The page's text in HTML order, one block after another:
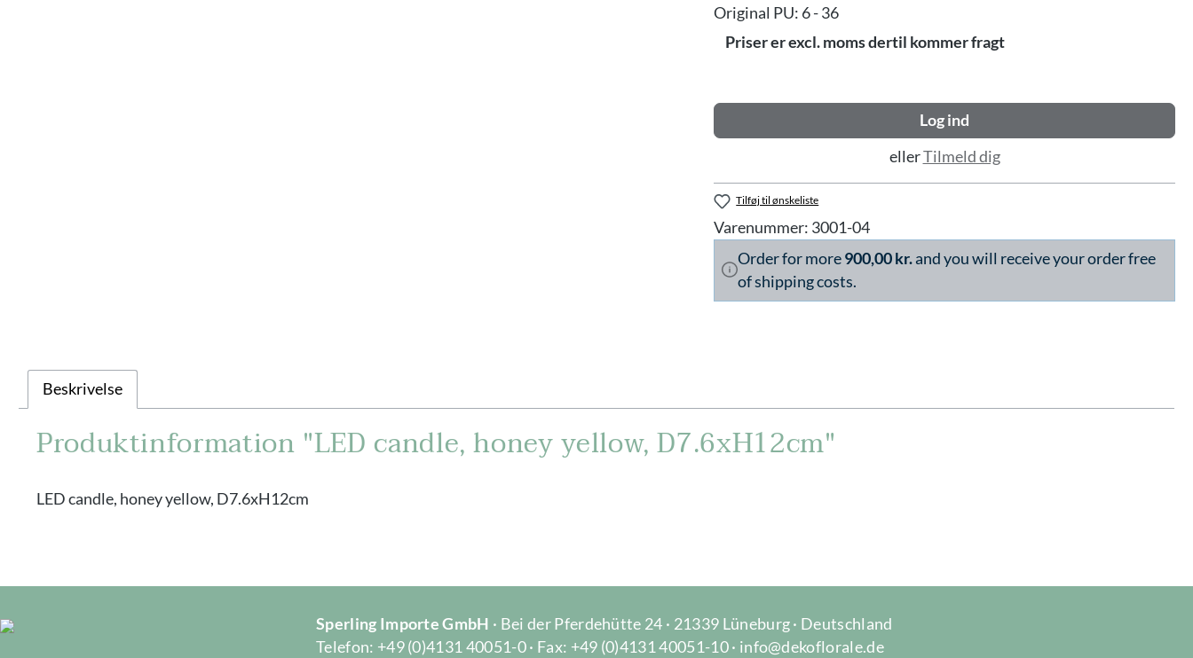
Original PU: 6 - 36
Priser er excl. moms dertil kommer fragt
Log ind
ellerTilmeld dig
Tilføj til ønskeliste
Varenummer: 3001-04
Order for more900,00 kr.and you will receive your order free
of shipping costs.
Beskrivelse
Produktinformation "LED candle, honey yellow, D7.6xH12cm"
LED candle, honey yellow, D7.6xH12cm
Sperling Importe GmbH · Bei der Pferdehütte 24 · 21339 Lüneburg · Deutschland
Telefon: +49 (0)4131 40051-0 · Fax: +49 (0)4131 40051-10 · info@dekoflorale.de